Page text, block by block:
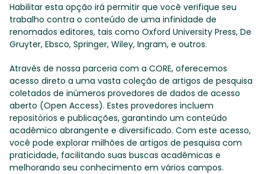
Habilitar esta opção irá permitir que você verifique seu
trabalho contra o conteúdo de uma infinidade de
renomados editores, tais como Oxford University Press, De
Gruyter, Ebsco, Springer, Wiley, Ingram, e outros.
Através de nossa parceria com a CORE, oferecemos
acesso direto a uma vasta coleção de artigos de pesquisa
coletados de inúmeros provedores de dados de acesso
aberto (Open Access). Estes provedores incluem
repositórios e publicações, garantindo um conteúdo
acadêmico abrangente e diversificado. Com este acesso,
você pode explorar milhões de artigos de pesquisa com
praticidade, facilitando suas buscas acadêmicas e
melhorando seu conhecimento em vários campos.